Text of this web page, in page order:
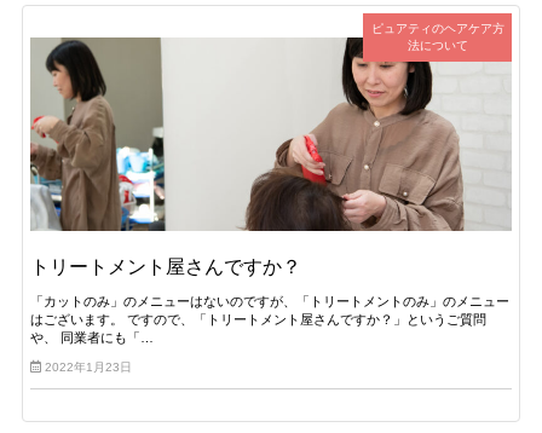
ピュアティのヘアケア方
法について
トリートメント屋さんですか？
「カットのみ」のメニューはないのですが、「トリートメントのみ」のメニュー
はございます。 ですので、「トリートメント屋さんですか？」というご質問
や、 同業者にも「…
2022年1月23日